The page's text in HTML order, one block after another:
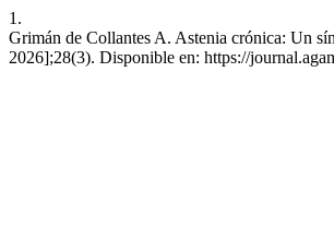
1.
Grimán de Collantes A. Astenia crónica: Un
2026];28(3). Disponible en: https://